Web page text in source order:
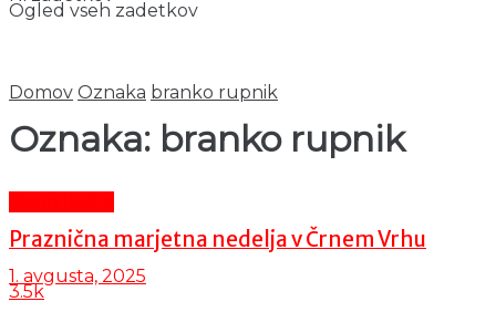
Ogled vseh zadetkov
Domov Oznaka branko rupnik
Oznaka: branko rupnik
Praznična marjetna nedelja v Črnem Vrhu
1. avgusta, 2025
3.5k